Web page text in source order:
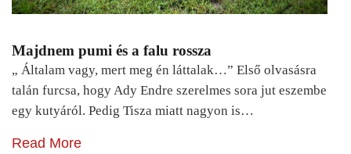
Majdnem pumi és a falu rossza
„ Általam vagy, mert meg én láttalak…” Első olvasásra
talán furcsa, hogy Ady Endre szerelmes sora jut eszembe
egy kutyáról. Pedig Tisza miatt nagyon is…
Read More